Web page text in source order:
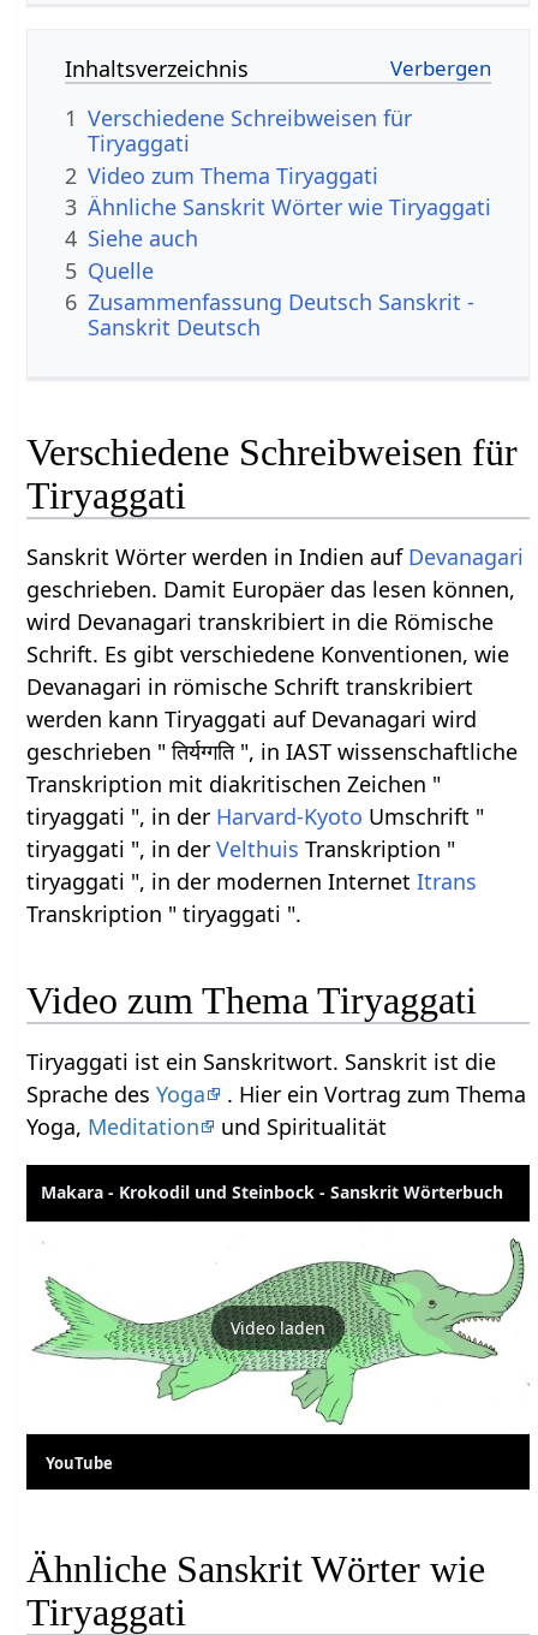
Inhaltsverzeichnis
1 Verschiedene Schreibweisen für
Tiryaggati
2 Video zum Thema Tiryaggati
3 Ähnliche Sanskrit Wörter wie Tiryaggati
4 Siehe auch
5 Quelle
6 Zusammenfassung Deutsch Sanskrit -
Sanskrit Deutsch
Verschiedene Schreibweisen für
Tiryaggati
Sanskrit Wörter werden in Indien auf Devanagari
geschrieben. Damit Europäer das lesen können,
wird Devanagari transkribiert in die Römische
Schrift. Es gibt verschiedene Konventionen, wie
Devanagari in römische Schrift transkribiert
werden kann Tiryaggati auf Devanagari wird
geschrieben " तिर्यग्गति ", in IAST wissenschaftliche
Transkription mit diakritischen Zeichen "
tiryaggati ", in der Harvard-Kyoto Umschrift "
tiryaggati ", in derVelthuis Transkription "
tiryaggati ", in der modernen InternetItrans
Transkription " tiryaggati ".
Video zum Thema Tiryaggati
Tiryaggati ist ein Sanskritwort. Sanskrit ist die
Sprache desYoga
. Hier ein Vortrag zum Thema
Yoga, Meditation und Spiritualität
Makara - Krokodil und Steinbock - Sanskrit Wörterbuch
Video laden
YouTube
Ähnliche Sanskrit Wörter wie
Tiryaggati